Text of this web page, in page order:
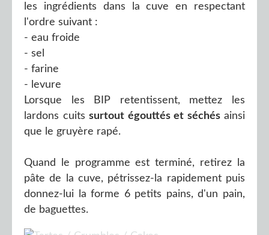
les ingrédients dans la cuve en respectant
l'ordre suivant :
- eau froide
- sel
- farine
- levure
Lorsque les BIP retentissent, mettez les
lardons cuits surtout égouttés et séchésainsi
que le gruyère rapé.
Quand le programme est terminé, retirez la
pâte de la cuve, pétrissez-la rapidement puis
donnez-lui la forme 6 petits pains, d'un pain,
de baguettes.